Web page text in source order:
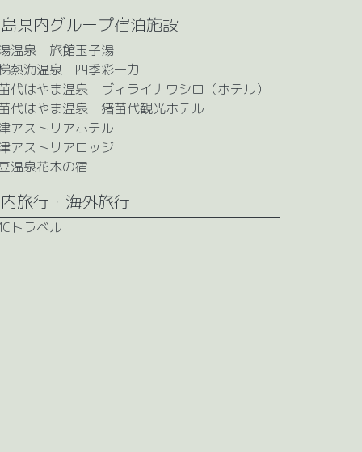
県内グループ宿泊施設
温泉 旅館玉子湯
熱海温泉 四季彩一力
代はやま温泉 ヴィライナワシロ（ホテル）
代はやま温泉 猪苗代観光ホテル
アストリアホテル
アストリアロッジ
温泉花木の宿
旅行・海外旅行
トラベル